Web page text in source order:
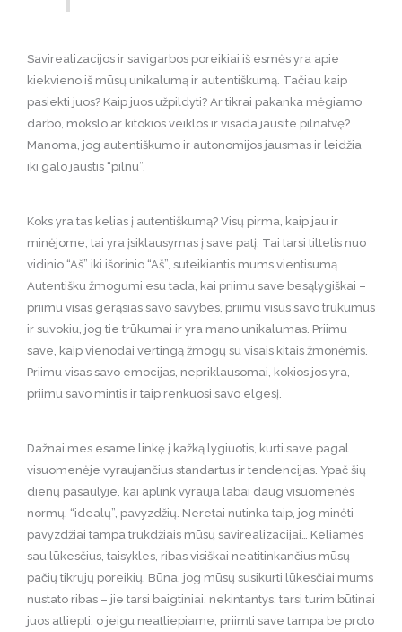
Savirealizacijos ir savigarbos poreikiai iš esmės yra apie
kiekvieno iš mūsų unikalumą ir autentiškumą. Tačiau kaip
pasiekti juos? Kaip juos užpildyti? Ar tikrai pakanka mėgiamo
darbo, mokslo ar kitokios veiklos ir visada jausite pilnatvę?
Manoma, jog autentiškumo ir autonomijos jausmas ir leidžia
iki galo jaustis “pilnu”.
Koks yra tas kelias į autentiškumą? Visų pirma, kaip jau ir
minėjome, tai yra įsiklausymas į save patį. Tai tarsi tiltelis nuo
vidinio “Aš” iki išorinio “Aš”, suteikiantis mums vientisumą.
Autentišku žmogumi esu tada, kai priimu save besąlygiškai –
priimu visas gerąsias savo savybes, priimu visus savo trūkumus
ir suvokiu, jog tie trūkumai ir yra mano unikalumas. Priimu
save, kaip vienodai vertingą žmogų su visais kitais žmonėmis.
Priimu visas savo emocijas, nepriklausomai, kokios jos yra,
priimu savo mintis ir taip renkuosi savo elgesį.
Dažnai mes esame linkę į kažką lygiuotis, kurti save pagal
visuomenėje vyraujančius standartus ir tendencijas. Ypač šių
dienų pasaulyje, kai aplink vyrauja labai daug visuomenės
normų, “idealų”, pavyzdžių. Neretai nutinka taip, jog minėti
pavyzdžiai tampa trukdžiais mūsų savirealizacijai… Keliamės
sau lūkesčius, taisykles, ribas visiškai neatitinkančius mūsų
pačių tikrųjų poreikių. Būna, jog mūsų susikurti lūkesčiai mums
nustato ribas – jie tarsi baigtiniai, nekintantys, tarsi turim būtinai
juos atliepti, o jeigu neatliepiame, priimti save tampa be proto